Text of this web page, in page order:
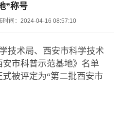
”称号
时间：2024-04-16 08:57:10
技术局、西安市科学技术
市科普示范基地》名单
被评定为“第二批西安市